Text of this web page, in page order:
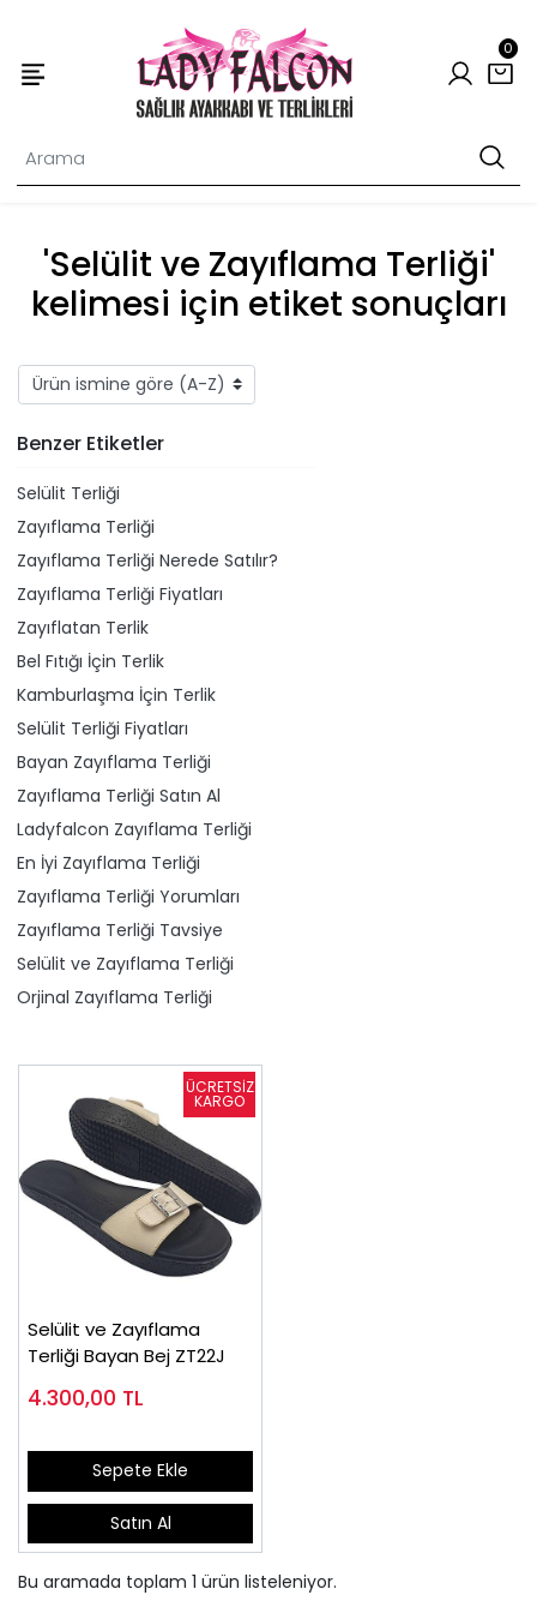
0
'Selülit ve Zayıflama Terliği'
kelimesi için etiket sonuçları
Benzer Etiketler
Selülit Terliği
Zayıflama Terliği
Zayıflama Terliği Nerede Satılır?
Zayıflama Terliği Fiyatları
Zayıflatan Terlik
Bel Fıtığı İçin Terlik
Kamburlaşma İçin Terlik
Selülit Terliği Fiyatları
Bayan Zayıflama Terliği
Zayıflama Terliği Satın Al
Ladyfalcon Zayıflama Terliği
En İyi Zayıflama Terliği
Zayıflama Terliği Yorumları
Zayıflama Terliği Tavsiye
Selülit ve Zayıflama Terliği
Orjinal Zayıflama Terliği
Selülit ve Zayıflama
Terliği Bayan Bej ZT22J
4.300,00 TL
Sepete Ekle
Satın Al
Bu aramada toplam 1 ürün listeleniyor.